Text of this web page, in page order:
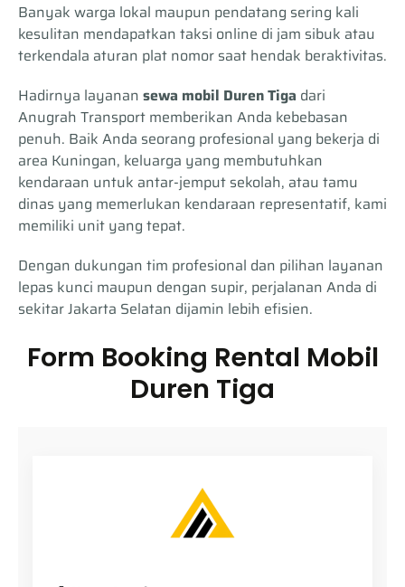
Banyak warga lokal maupun pendatang sering kali
kesulitan mendapatkan taksi online di jam sibuk atau
terkendala aturan plat nomor saat hendak beraktivitas.
Hadirnya layanan sewa mobil Duren Tiga dari
Anugrah Transport memberikan Anda kebebasan
penuh. Baik Anda seorang profesional yang bekerja di
area Kuningan, keluarga yang membutuhkan
kendaraan untuk antar-jemput sekolah, atau tamu
dinas yang memerlukan kendaraan representatif, kami
memiliki unit yang tepat.
Dengan dukungan tim profesional dan pilihan layanan
lepas kunci maupun dengan supir, perjalanan Anda di
sekitar Jakarta Selatan dijamin lebih efisien.
Form Booking Rental Mobil
Duren Tiga